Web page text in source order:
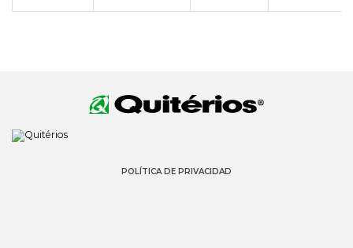
POLÍTICA DE PRIVACIDAD